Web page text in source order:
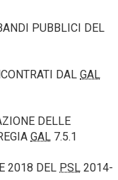
PUBBLICI DEL
DAL GAL
DELLE
GAL 7.5.1
2018 DEL PSL 2014-